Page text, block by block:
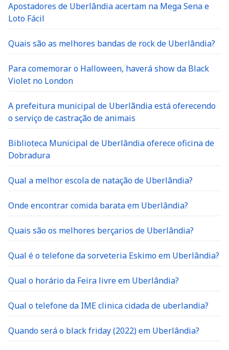
Apostadores de Uberlândia acertam na Mega Sena e
Loto Fácil
Quais são as melhores bandas de rock de Uberlândia?
Para comemorar o Halloween, haverá show da Black
Violet no London
A prefeitura municipal de Uberlãndia está oferecendo
o serviço de castração de animais
Biblioteca Municipal de Uberlândia oferece oficina de
Dobradura
Qual a melhor escola de natação de Uberlândia?
Onde encontrar comida barata em Uberlândia?
Quais são os melhores berçarios de Uberlândia?
Qual é o telefone da sorveteria Eskimo em Uberlândia?
Qual o horário da Feira livre em Uberlândia?
Qual o telefone da IME clinica cidada de uberlandia?
Quando será o black friday (2022) em Uberlândia?